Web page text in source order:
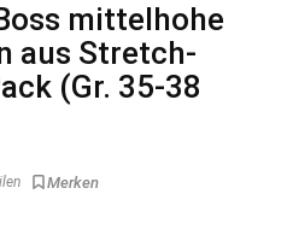
mittelhohe
aus Stretch-
(Gr. 35-38